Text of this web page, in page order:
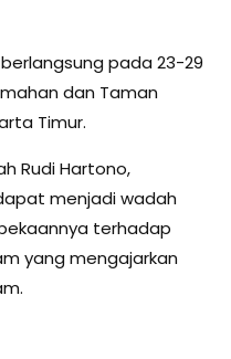
pada 23-29
dan Taman
Timur.
Rudi Hartono,
menjadi wadah
terhadap
yang mengajarkan